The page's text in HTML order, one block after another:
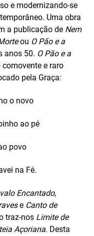
e modernizando-se
Uma obra
a publicação de Nem
ou O Pão e a
anos 50. O Pão e a
comovente e raro
pela Graça:
o novo
ao pé
povo
na Fé.
Encantado,
e Canto de
traz-nos Limite de
Açoriana. Desta